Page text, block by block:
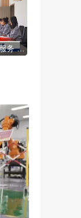
优化涉企行政复议服务 护航企业高质量发展